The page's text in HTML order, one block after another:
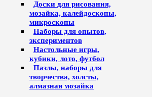
Доски для рисования,
мозайка, калейдоскопы,
микроскопы
Наборы для опытов,
экспериментов
Настольные игры,
кубики, лото, футбол
Пазлы, наборы для
творчества, холсты,
алмазная мозайка